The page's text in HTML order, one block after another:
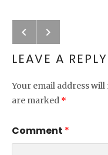
PostPrevious:
Next: 사사
LEAVE A REPLY
Your email address
are marked *
Comment *